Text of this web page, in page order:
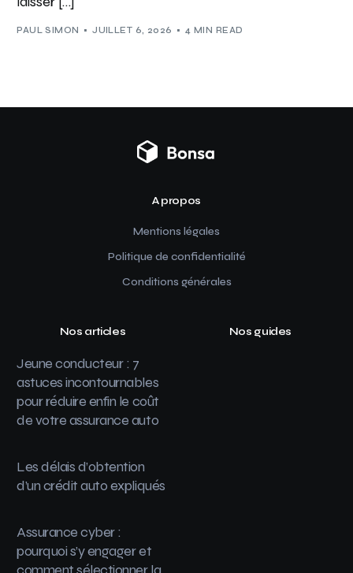
PAUL SIMON JUILLET 6, 2026 4 MIN READ
A propos
Mentions légales
Politique de confidentialité
Conditions générales
Nos articles
Jeune conducteur : 7
astuces incontournables
pour réduire enfin le coût
de votre assurance auto
Les délais d’obtention
d’un crédit auto expliqués
Assurance cyber :
pourquoi s’y engager et
Nos guides